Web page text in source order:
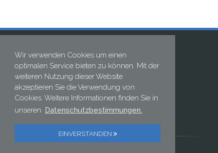
Wir verwenden Cookies um einen
optimalen Service bieten zu können. Mit der
weiteren Nutzung dieser Website
akzeptieren Sie die Verwendung von
Cookies. Weitere Informationen finden Sie in
unseren Datenschutzbestimmungen.
EINVERSTANDEN
ELECTRONIC GMBH
Postweg 2 | D-82024 Taufkirchen